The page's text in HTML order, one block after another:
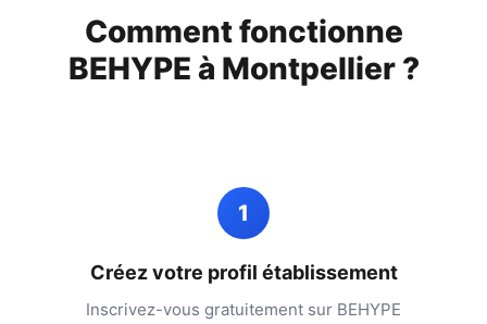
Comment fonctionne
BEHYPE à Montpellier?
1
Créez votre profil établissement
Inscrivez-vous gratuitement sur BEHYPE